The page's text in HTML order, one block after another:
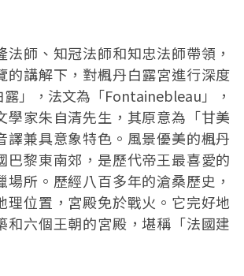
法師、知冠法師和知忠法師帶領，
的講解下，對楓丹白露宮進行深度
」，法文為「Fontainebleau」，
學家朱自清先生，其原意為「甘美
譯兼具意象特色。風景優美的楓丹
巴黎東南郊，是歷代帝王最喜愛的
場所。歷經八百多年的滄桑歷史，
理位置，宮殿免於戰火。它完好地
和六個王朝的宮殿，堪稱「法國建